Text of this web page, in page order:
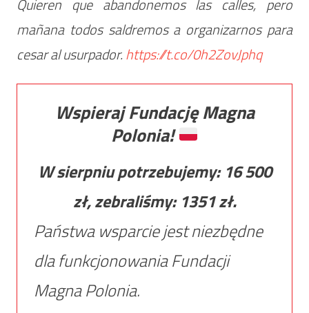
Quieren que abandonemos las calles, pero
mañana todos saldremos a organizarnos para
cesar al usurpador.https://t.co/0h2ZovJphq
Wspieraj Fundację Magna
Polonia!
W sierpniu potrzebujemy: 16 500
zł, zebraliśmy: 1351zł.
Państwa wsparcie jest niezbędne
dla funkcjonowania Fundacji
Magna Polonia.